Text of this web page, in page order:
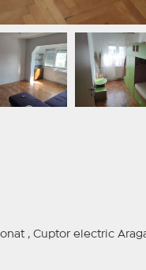
, Cuptor electric